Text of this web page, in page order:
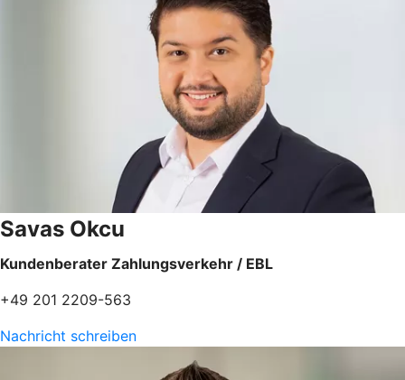
Savas Okcu
Kundenberater Zahlungsverkehr / EBL
+49 201 2209-563
Nachricht schreiben